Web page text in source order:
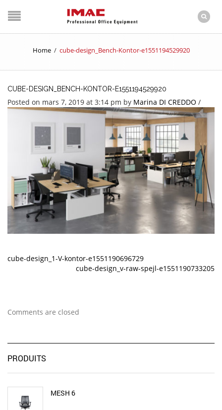
Home / cube-design_Bench-Kontor-e1551194529920
CUBE-DESIGN_BENCH-KONTOR-E1551194529920
Posted on mars 7, 2019 at 3:14 pm by Marina DI CREDDO /
cube-design_1-V-kontor-e1551190696729
cube-design_v-raw-spejl-e1551190733205
Comments are closed
PRODUITS
MESH 6